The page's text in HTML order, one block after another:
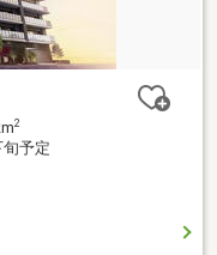
2
予定